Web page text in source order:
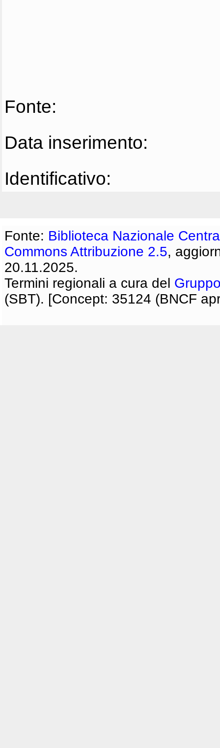
Fonte:
Data inserimento:
Identificativo:
Fonte: Biblioteca Nazionale
Commons Attribuzione 2.5,
20.11.2025.
Termini regionali a cura del
(SBT). [Concept: 35124 (BNCF